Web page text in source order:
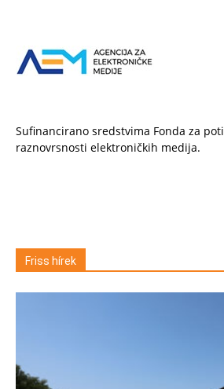
Sufinancirano sredstvima Fonda za
raznovrsnosti elektroničkih medija.
Friss hírek